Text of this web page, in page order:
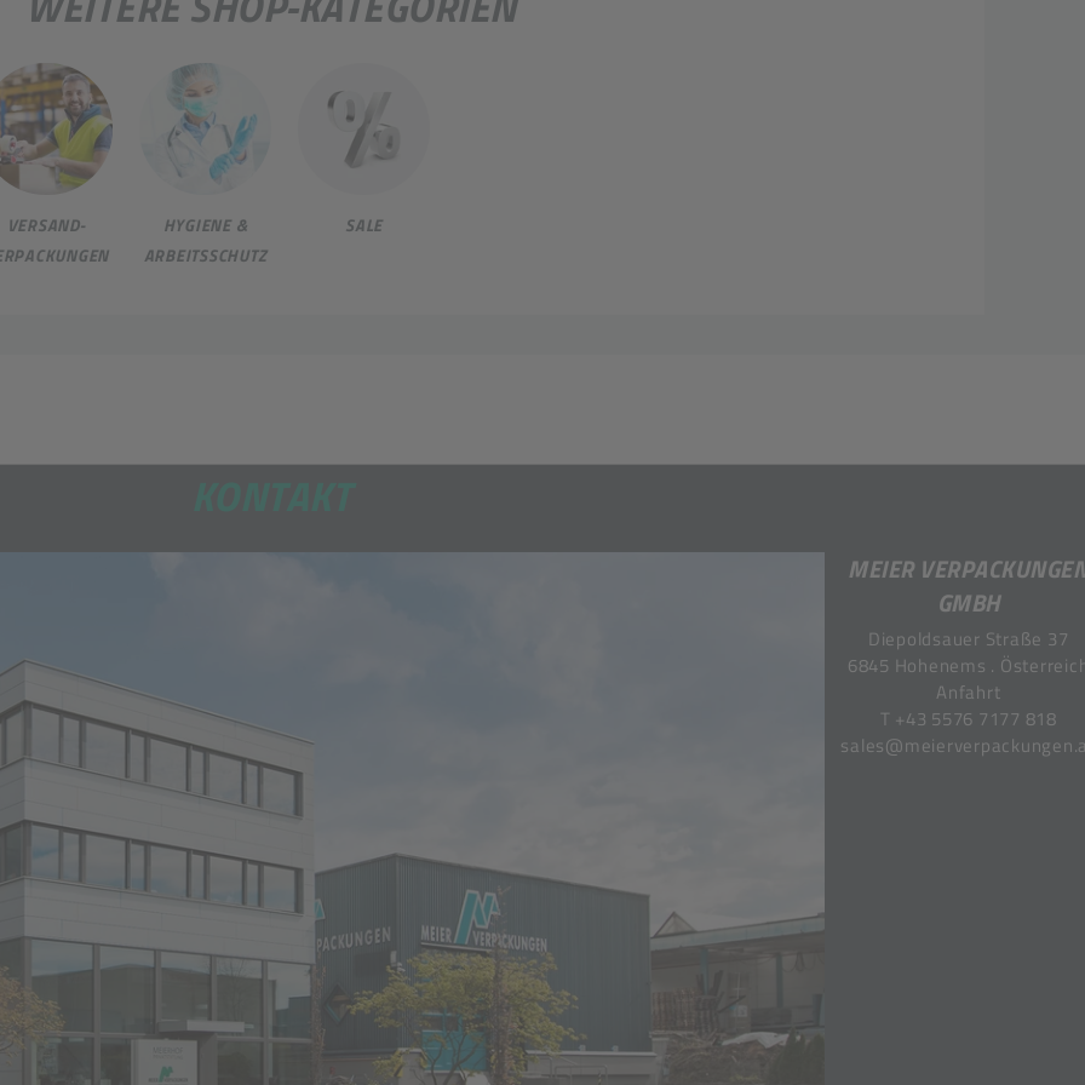
VERSAND-
HYGIENE &
ARBEITSSCHUTZ
SALE
MEIER
GMBH
Diepoldsauer Straße 37
6845 Hohenems .
Anfahrt
T +43 5576 7177 818